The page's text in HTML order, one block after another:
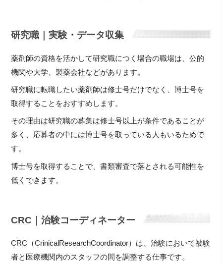
研究職｜実験・データ収集
薬剤師の資格を活かして研究職につく場合の職場は、公的
機関や大学、製薬会社などがあります。
研究職に転職したい薬剤師は修士号だけでなく、博士号を
取得することをおすすめします。
その理由は研究職の募集は修士号以上が条件であることが
多く、応募者の中には博士号を取っている人もいるためで
す。
博士号を取得することで、書類審査で落とされる可能性を
低くできます。
CRC｜治験コーディネーター
CRC（CrinicalResearchCoordinator）は、治験において被験
者と医療機関内のスタッフの間を調整する仕事です。